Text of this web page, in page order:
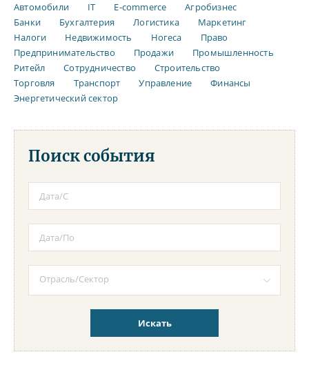
Автомобили IT E-commerce
Агробизнес
Банки
Бухгалтерия Логистика
Маркетинг
Налоги
Недвижимость Ногеса
Право
Предпринимательство
Продажи
Промышленность
Ритейл
Сотрудничество
Строительство
Торговля
Транспорт Управление
Финансы
Энергетический сектор
Поиск события